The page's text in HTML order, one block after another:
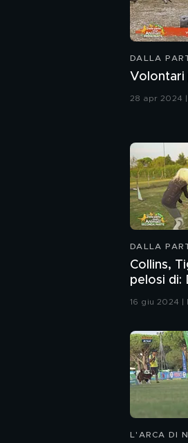
DALLA
Volontari
28 apr 2024
DALLA
Collins,
pelosi di:
16 giu 2024 |
L'ARCA DI